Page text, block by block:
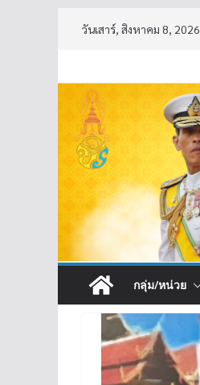
วันเสาร์, สิงหาคม 8, 2026
กลุ่ม/หน่วย